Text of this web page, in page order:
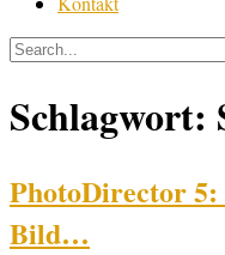
Schlagwort:
PhotoDirector 5:
Bild…